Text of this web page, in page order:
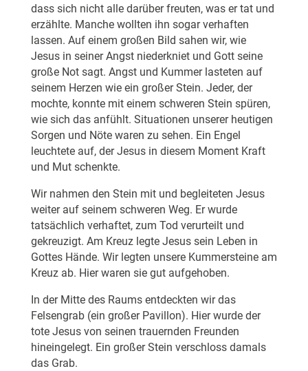
dass sich nicht alle darüber freuten, was er tat und
erzählte. Manche wollten ihn sogar verhaften
lassen. Auf einem großen Bild sahen wir, wie
Jesus in seiner Angst niederkniet und Gott seine
große Not sagt. Angst und Kummer lasteten auf
seinem Herzen wie ein großer Stein. Jeder, der
mochte, konnte mit einem schweren Stein spüren,
wie sich das anfühlt. Situationen unserer heutigen
Sorgen und Nöte waren zu sehen. Ein Engel
leuchtete auf, der Jesus in diesem Moment Kraft
und Mut schenkte.
Wir nahmen den Stein mit und begleiteten Jesus
weiter auf seinem schweren Weg. Er wurde
tatsächlich verhaftet, zum Tod verurteilt und
gekreuzigt. Am Kreuz legte Jesus sein Leben in
Gottes Hände. Wir legten unsere Kummersteine am
Kreuz ab. Hier waren sie gut aufgehoben.
In der Mitte des Raums entdeckten wir das
Felsengrab (ein großer Pavillon). Hier wurde der
tote Jesus von seinen trauernden Freunden
hineingelegt. Ein großer Stein verschloss damals
das Grab.